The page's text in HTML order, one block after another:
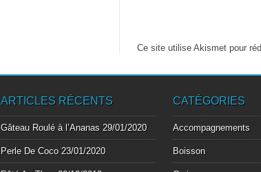
Ce site utilise Akismet pour
ARTICLES RÉCENTS
Gâteau Roulé à l’Ananas 29/01/2020
Perle De Coco 23/01/2020
CATÉGORIES
Accompagnements
Boisson